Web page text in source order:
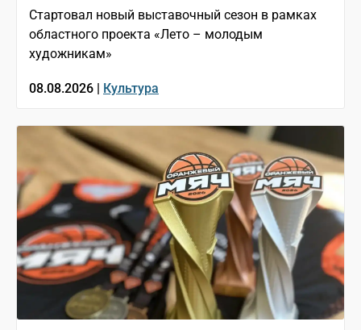
Стартовал новый выставочный сезон в рамках
областного проекта «Лето – молодым
художникам»
08.08.2026 | Культура